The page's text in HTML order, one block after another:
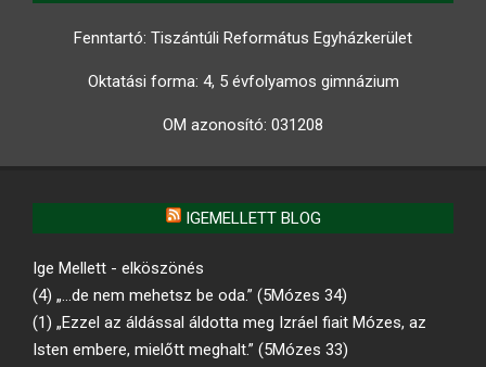
Fenntartó: Tiszántúli Református Egyházkerület
Oktatási forma: 4, 5 évfolyamos gimnázium
OM azonosító: 031208
IGEMELLETT BLOG
Ige Mellett - elköszönés
(4) „…de nem mehetsz be oda.” (5Mózes 34)
(1) „Ezzel az áldással áldotta meg Izráel fiait Mózes, az
Isten embere, mielőtt meghalt.” (5Mózes 33)